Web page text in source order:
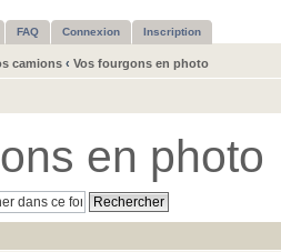
FAQ Connexion Inscription
camions ‹ Vos fourgons en photo
en photo